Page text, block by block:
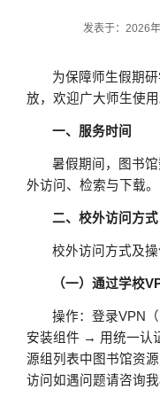
发表于：2026
为保障师生假期
放，欢迎广大师生使用
一、服务时间
暑假期间，图书
外访问、检索与下载。
二、校外访问方式
校外访问方式及操
（一）通过学校
操作：登录VPN
安装组件 → 用统一认
源组列表中图书馆资
访问如遇问题请咨询